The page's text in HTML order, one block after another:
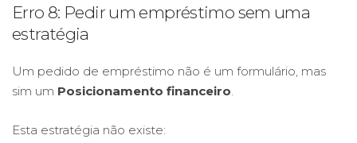
Erro 8: Pedir um empréstimo sem uma
estratégia
Um pedido de empréstimo não é um formulário, mas
sim um Posicionamento financeiro
Esta estratégia não existe: